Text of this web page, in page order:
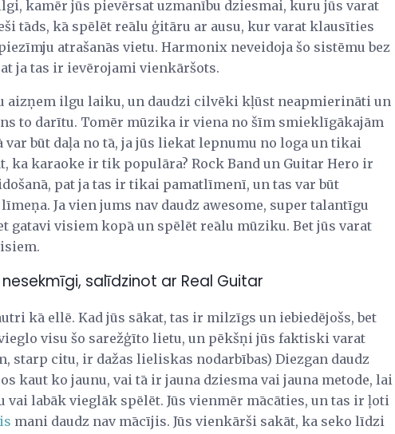
kamēr jūs pievērsat uzmanību dziesmai, kuru jūs varat
tāds, kā spēlēt reālu ģitāru ar ausu, kur varat klausīties
atrašanās vietu. Harmonix neveidoja šo sistēmu bez
ja tas ir ievērojami vienkāršots.
aizņem ilgu laiku, un daudzi cilvēki kļūst neapmierināti un
to darītu. Tomēr mūzika ir viena no šīm smieklīgākajām
būt daļa no tā, ja jūs liekat lepnumu no loga un tikai
ka karaoke ir tik populāra? Rock Band un Guitar Hero ir
pat ja tas ir tikai pamatlīmenī, un tas var būt
Ja vien jums nav daudz awesome, super talantīgu
gatavi visiem kopā un spēlēt reālu mūziku. Bet jūs varat
salīdzinot ar Real Guitar
kā ellē. Kad jūs sākat, tas ir milzīgs un iebiedējošs, bet
visu šo sarežģīto lietu, un pēkšņi jūs faktiski varat
starp citu, ir dažas lieliskas nodarbības) Diezgan daudz
kaut ko jaunu, vai tā ir jauna dziesma vai jauna metode, lai
vai labāk vieglāk spēlēt. Jūs vienmēr mācāties, un tas ir ļoti
mani daudz nav mācījis. Jūs vienkārši sakāt, ka seko līdzi